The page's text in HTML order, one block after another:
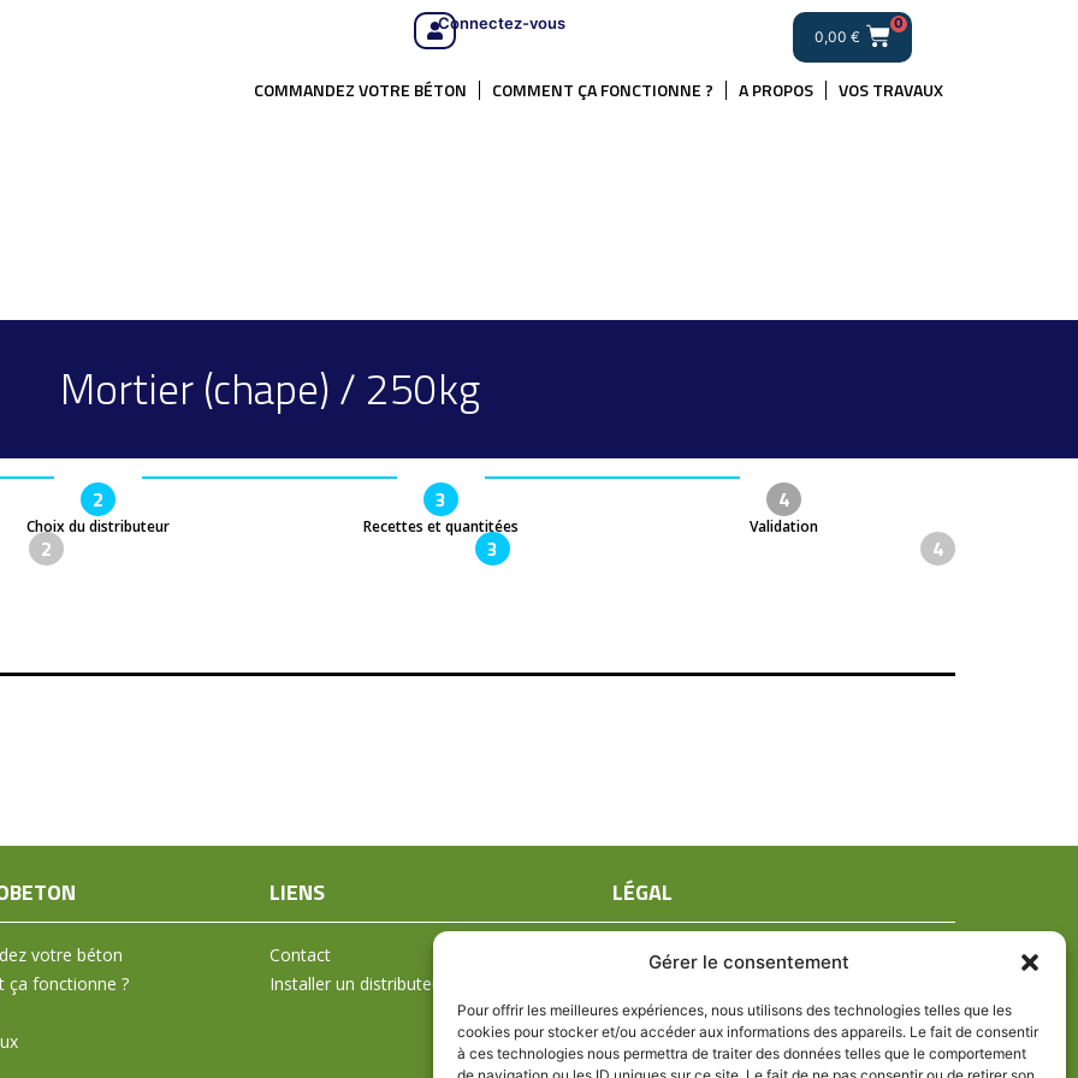
Gérer le consentement
Pour offrir les meilleures expériences, nous utilisons des technologies telles que les
cookies pour stocker et/ou accéder aux informations des appareils. Le fait de consentir
à ces technologies nous permettra de traiter des données telles que le comportement
Connectez-vous
0,00 €
0
COMMANDEZ VOTRE BÉTON COMMENT ÇA FONCTIONNE ? A PROPOS VOS TRAVAUX
Mortier (chape) / 250kg
2
Choix du distributeur
3
Recettes et quantitées
4
Validation
2 3 4
votre béton
ça fonctionne ?
LIENS
Contact
Installer un distributeur
LÉGAL
Mentions légales
Politique de confidentialité
Politique de cookies (UE)